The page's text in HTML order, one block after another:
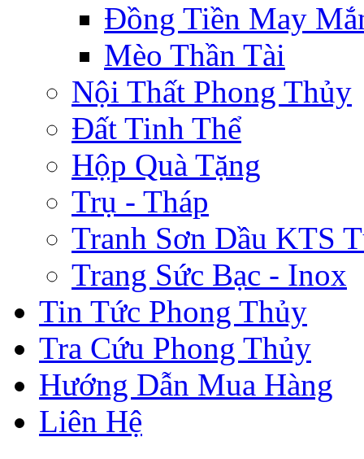
Đồng Tiền May
Mèo Thần Tài
Nội Thất Phong Thủy
Đất Tinh Thể
Hộp Quà Tặng
Trụ - Tháp
Tranh Sơn Dầu KTS
Trang Sức Bạc - Inox
Tin Tức Phong Thủy
Tra Cứu Phong Thủy
Hướng Dẫn Mua Hàng
Liên Hệ